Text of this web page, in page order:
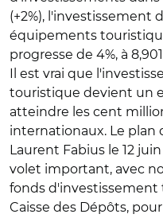
(+2%), l'investissement
équipements
progresse de 4%, à
Il est vrai que
touristique devient un
atteindre les cent
internationaux. Le plan
Laurent Fabius le 12
volet important, avec
fonds d'investissement
Caisse des Dépôts,